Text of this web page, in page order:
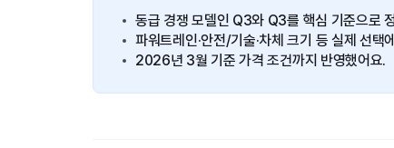
동급 경쟁 모델인 Q3와 Q3를 핵심 기준으로
파워트레인·안전/기술·차체 크기 등 실제 선택
2026년 3월 기준 가격 조건까지 반영했어요.